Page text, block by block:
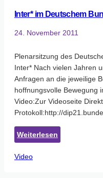
Inter* im Deutschem
24. November 2011
Plenarsitzung des
Inter* Nach vielen Jahren
Anfragen an die jeweilige
hoffnungsvolle Bewegung
Video:Zur Videoseite
Protokoll:http://
Weiterlesen
Inter*
Video